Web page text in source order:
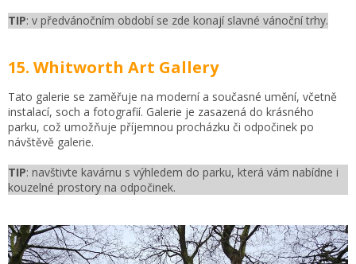
TIP: v předvánočním období se zde konají slavné vánoční trhy.
15. Whitworth Art Gallery
Tato galerie se zaměřuje na moderní a současné umění, včetně
instalací, soch a fotografií. Galerie je zasazená do krásného
parku, což umožňuje příjemnou procházku či odpočinek po
návštěvě galerie.
TIP: navštivte kavárnu s výhledem do parku, která vám nabídne i
kouzelné prostory na odpočinek.